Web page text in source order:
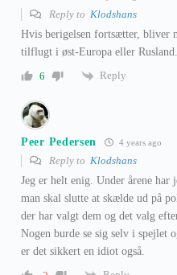
Reply to Klodshans
Hvis berigelsen fortsætter, bliver
tilflugt i øst-Europa eller Rusland.
6
Reply
Peer Pedersen 4 years ago
Reply to Klodshans
Jeg er helt enig. Under årene har
man skal slutte at skælde ud på
der har valgt dem og det valg
Nogen burde se sig selv i spejlet
er det sikkert en idiot også.